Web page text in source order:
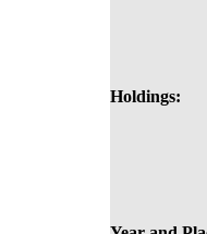
Holdings: